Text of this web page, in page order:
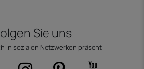
Sie uns
in sozialen Netzwerken präsent